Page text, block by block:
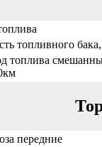
топливного
топлива
передние